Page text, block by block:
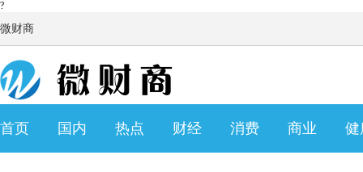
?
微财商
首页 国内 热点 财经 消费 商业 健